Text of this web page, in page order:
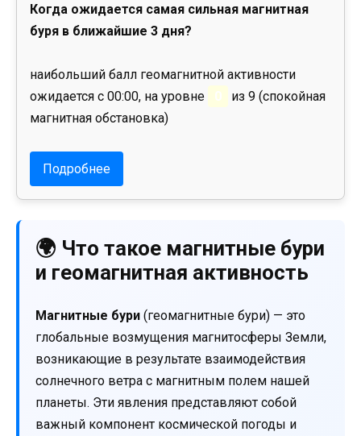
Когда ожидается самая сильная магнитная
буря в ближайшие 3 дня?
наибольший балл геомагнитной активности
ожидается с 00:00, на уровне
0
из 9 (спокойная
магнитная обстановка)
Подробнее
🌍 Что такое магнитные бури
и геомагнитная активность
Магнитные бури (геомагнитные бури) — это
глобальные возмущения магнитосферы Земли,
возникающие в результате взаимодействия
солнечного ветра с магнитным полем нашей
планеты. Эти явления представляют собой
важный компонент космической погоды и